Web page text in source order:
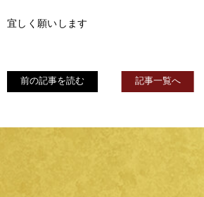
宜しく願いします
前の記事を読む 記事一覧へ